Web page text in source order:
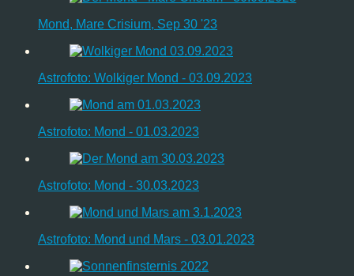
Mond, Mare Crisium, Sep 30 '23
Astrofoto: Wolkiger Mond - 03.09.2023
Astrofoto: Mond - 01.03.2023
Astrofoto: Mond - 30.03.2023
Astrofoto: Mond und Mars - 03.01.2023